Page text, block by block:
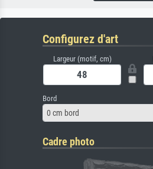
Configurez d'art
Largeur (motif, cm)
Bord
0 cm bord
Cadre photo